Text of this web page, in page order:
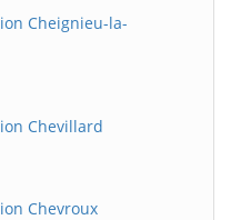
Cheignieu-la-
Chevillard
Chevroux